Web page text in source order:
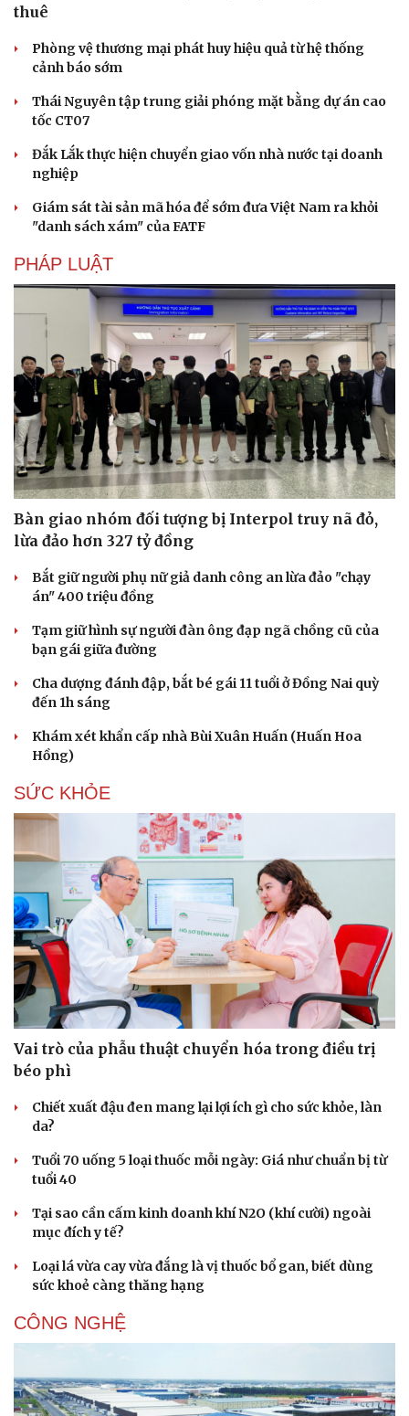
Cải chính
thuê
Phòng vệ thương mại phát huy hiệu quả từ hệ thống
cảnh báo sớm
Thái Nguyên tập trung giải phóng mặt bằng dự án cao
tốc CT07
Đắk Lắk thực hiện chuyển giao vốn nhà nước tại doanh
nghiệp
Giám sát tài sản mã hóa để sớm đưa Việt Nam ra khỏi
"danh sách xám" của FATF
PHÁP LUẬT
Bàn giao nhóm đối tượng bị Interpol truy nã đỏ,
lừa đảo hơn 327 tỷ đồng
Bắt giữ người phụ nữ giả danh công an lừa đảo "chạy
án" 400 triệu đồng
Tạm giữ hình sự người đàn ông đạp ngã chồng cũ của
bạn gái giữa đường
Cha dượng đánh đập, bắt bé gái 11 tuổi ở Đồng Nai quỳ
đến 1h sáng
Khám xét khẩn cấp nhà Bùi Xuân Huấn (Huấn Hoa
Hồng)
SỨC KHỎE
Vai trò của phẫu thuật chuyển hóa trong điều trị
béo phì
Chiết xuất đậu đen mang lại lợi ích gì cho sức khỏe, làn
da?
Tuổi 70 uống 5 loại thuốc mỗi ngày: Giá như chuẩn bị từ
tuổi 40
Tại sao cần cấm kinh doanh khí N2O (khí cười) ngoài
mục đích y tế?
Loại lá vừa cay vừa đắng là vị thuốc bổ gan, biết dùng
sức khoẻ càng thăng hạng
CÔNG NGHỆ